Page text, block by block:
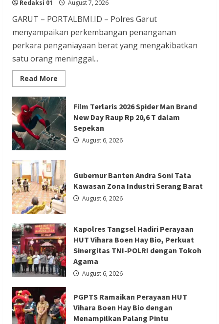
Redaksi 01 August 6, 2026
Berita Agama
Berita Trending
Kapolres Tangsel Hadiri Perayaan HUT
Vihara Boen Hay Bio, Perkuat Sinergitas
TNI-POLRI dengan Tokoh Agama
Redaksi 01
Berita Agama
PGPTS Ramaikan Perayaan HUT Vihara
Boen Hay Bio dengan Menampilkan
Palang Pintu
Redaksi 01 August 5, 2026
Redaksi 01 August 7, 2026
GARUT – PORTALBMI.ID – Polres Garut
menyampaikan perkembangan penanganan
perkara penganiayaan berat yang mengakibatkan
satu orang meninggal...
Read More
more
Penanganan
Kasus
Penganiayaan
yang
Mengakibatkan
Korban
Meninggal
di
Tarogong
Kidul
Film Terlaris 2026 Spider Man Brand
New Day Raup Rp 20,6 T dalam
Sepekan
August 6, 2026
Gubernur Banten Andra Soni Tata
Kawasan Zona Industri Serang Barat
August 6, 2026
Kapolres Tangsel Hadiri Perayaan
HUT Vihara Boen Hay Bio, Perkuat
Sinergitas TNI-POLRI dengan Tokoh
Agama
August 6, 2026
PGPTS Ramaikan Perayaan HUT
Vihara Boen Hay Bio dengan
Menampilkan Palang Pintu